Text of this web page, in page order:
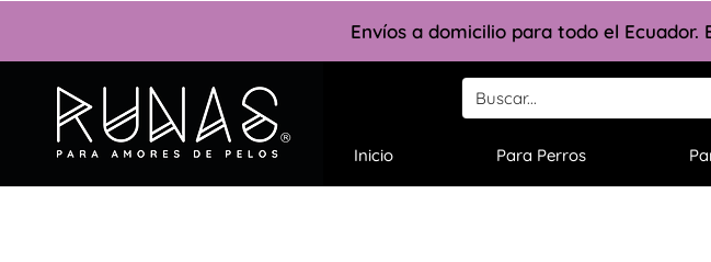
Inicio Para Perros
Envíos a domicilio para todo el